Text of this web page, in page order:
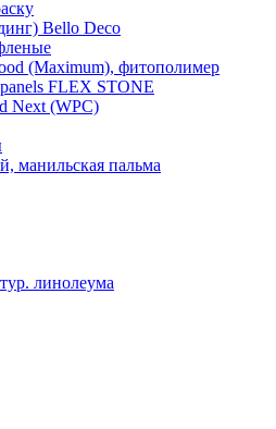
Bello Deco
(Maximum), фитополимер
FLEX STONE
Next (WPC)
манильская пальма
линолеума